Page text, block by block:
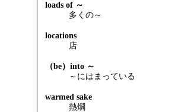
loads of ～
多くの～
locations
店
（be）into ～
～にはまっている
warmed sake
熱燗